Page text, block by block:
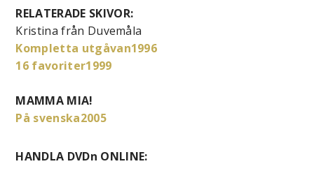
RELATERADE SKIVOR:
Kristina från Duvemåla
Kompletta utgåvan1996
16 favoriter1999
MAMMA MIA!
På svenska2005
HANDLA DVDn ONLINE: